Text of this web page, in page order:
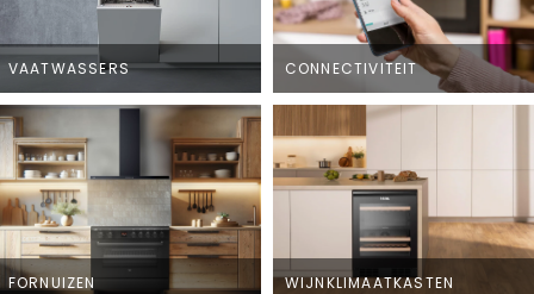
VAATWASSERS CONNECTIVITEIT
FORNUIZEN WIJNKLIMAATKASTEN